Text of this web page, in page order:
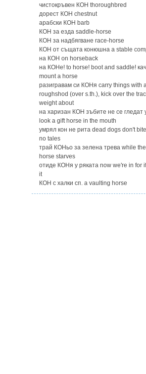
чистокръвен КОН thoroughbred
дорест КОН chestnut
арабски КОН barb
КОН за езда saddle-horse
КОН за надбягване race-horse
КОН от същата конюшна a stable
на КОН on horseback
на КОНе! to horse! boot and saddle!
mount a horse
разигравам си КОНя carry things with
roughshod (over s.th.), kick over the
weight about
на харизан КОН зъбите не се гледат
look a gift horse in the mouth
умрял кон не рита dead dogs don't
no tales
трай КОНьо за зелена трева while
horse starves
отиде КОНя у ряката now we're in for
it
КОН с халки сп. a vaulting horse